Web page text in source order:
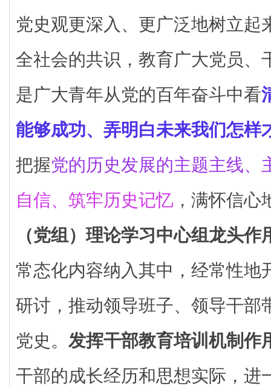
党史观更深入、更广泛地树立起
全社会的共识，教育广大党员、
是广大青年从党的百年奋斗中看
能够成功、弄明白未来我们怎样
把握党的历史发展的主题主线、
自信、筑牢历史记忆 ，满怀信心
（党组）理论学习中心组龙头作
常态化内容纳入其中，经常性地
研讨，推动领导班子、领导干部
党史。 发挥干部教育培训机制作
干部的成长经历和思想实际，进